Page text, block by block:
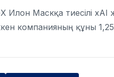
Илон Маскқа тиесілі
компанияның құны